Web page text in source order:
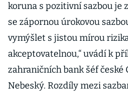
koruna s pozitivní sazbou je
se zápornou úrokovou
vymýšlet s jistou mírou
akceptovatelnou,“ uvádí k
zahraničních bank šéf české
Nebeský. Rozdíly mezi